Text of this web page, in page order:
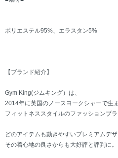
ポリエステル95%、エラスタン5%
【ブランド紹介】
Gym King(ジムキング）は、
2014年に英国のノースヨークシャーで生ま
フィットネススタイルのファッションブラ
どのアイテムも動きやすいプレミアムデザ
その着心地の良さからも大好評と評判に。